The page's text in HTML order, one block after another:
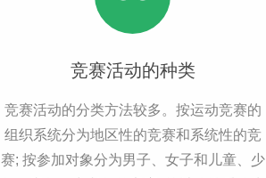
竞赛活动的种类
竞赛活动的分类方法较多。按运动竞赛的
组织系统分为地区性的竞赛和系统性的竞
赛; 按参加对象分为男子、女子和儿童、少